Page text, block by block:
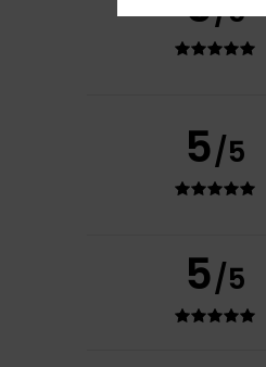
/5
5/5
5/5